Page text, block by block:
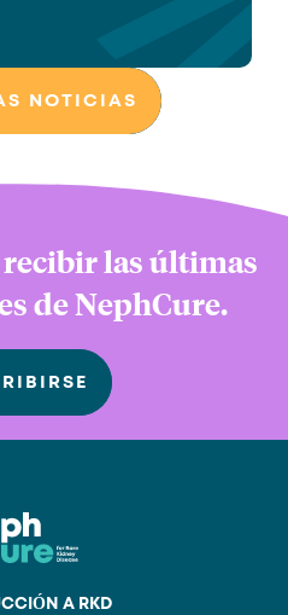
NOTICIAS
las últimas
de NephCure.
A RKD